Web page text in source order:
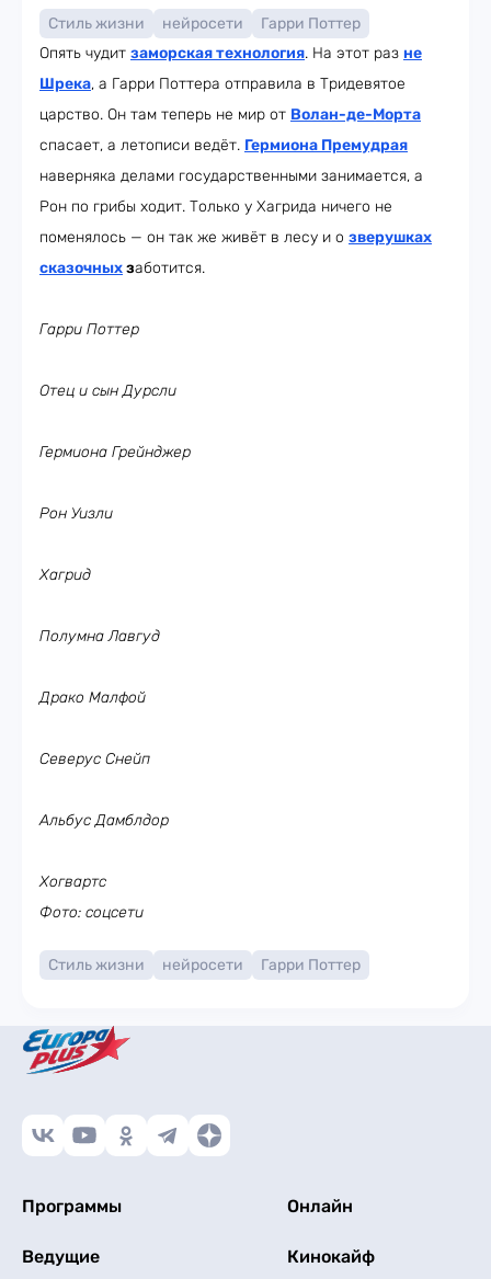
Стиль жизни нейросети
Гарри Поттер
Опять чудит заморская технология. На этот раз не
Шрека, а Гарри Поттера отправила в Тридевятое
царство. Он там теперь не мир от Волан-де-Морта
спасает, а летописи ведёт. Гермиона Премудрая
наверняка делами государственными занимается, а
Рон по грибы ходит. Только у Хагрида ничего не
поменялось — он так же живёт в лесу и о зверушках
сказочныхзаботится.
Гарри Поттер
Отец и сын Дурсли
Гермиона Грейнджер
Рон Уизли
Хагрид
Полумна Лавгуд
Драко Малфой
Северус Снейп
Альбус Дамблдор
Хогвартс
Фото: соцсети
Стиль жизни нейросети Гарри Поттер
Программы Онлайн
Ведущие Кинокайф